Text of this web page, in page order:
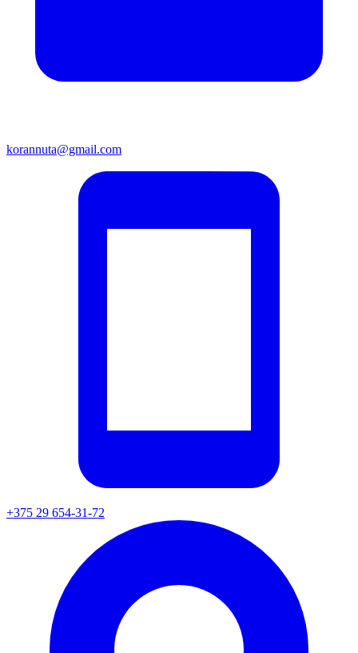
korannuta@gmail.com
+375 29 654-31-72